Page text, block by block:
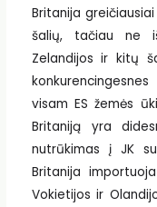
Britanija
šalių, tačiau ne
Zelandijos ir kitų
visam ES žemės
Britaniją yra
nutrūkimas į JK
Britanija
Vokietijos ir